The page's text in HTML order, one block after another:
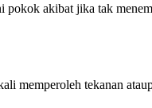
akibat jika tak
tekanan